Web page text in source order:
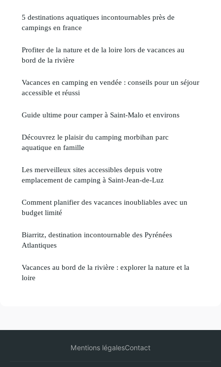
5 destinations aquatiques incontournables près de
campings en france
Profiter de la nature et de la loire lors de vacances au
bord de la rivière
Vacances en camping en vendée : conseils pour un séjour
accessible et réussi
Guide ultime pour camper à Saint-Malo et environs
Découvrez le plaisir du camping morbihan parc
aquatique en famille
Les merveilleux sites accessibles depuis votre
emplacement de camping à Saint-Jean-de-Luz
Comment planifier des vacances inoubliables avec un
budget limité
Biarritz, destination incontournable des Pyrénées
Atlantiques
Vacances au bord de la rivière : explorer la nature et la
loire
Mentions légalesContact